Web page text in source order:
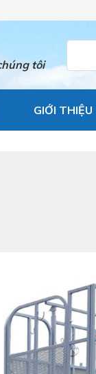
tôi
GIỚI THIỆU